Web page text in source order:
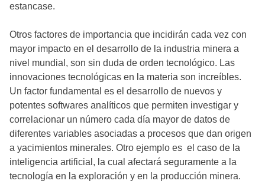
estancase.
Otros factores de importancia que incidirán cada vez con
mayor impacto en el desarrollo de la industria minera a
nivel mundial, son sin duda de orden tecnológico. Las
innovaciones tecnológicas en la materia son increíbles.
Un factor fundamental es el desarrollo de nuevos y
potentes softwares analíticos que permiten investigar y
correlacionar un número cada día mayor de datos de
diferentes variables asociadas a procesos que dan origen
a yacimientos minerales. Otro ejemplo es el caso de la
inteligencia artificial, la cual afectará seguramente a la
tecnología en la exploración y en la producción minera.